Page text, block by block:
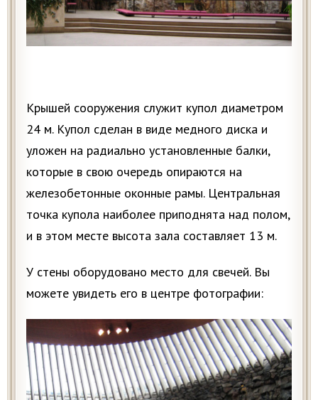
Крышей сооружения служит купол диаметром
24 м. Купол сделан в виде медного диска и
уложен на радиально установленные балки,
которые в свою очередь опираются на
железобетонные оконные рамы. Центральная
точка купола наиболее приподнята над полом,
и в этом месте высота зала составляет 13 м.
У стены оборудовано место для свечей. Вы
можете увидеть его в центре фотографии: